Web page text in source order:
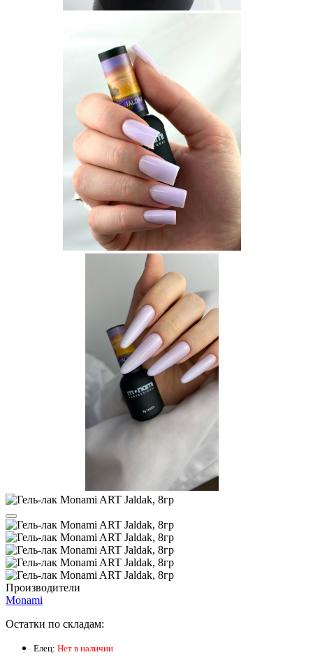
Производители
Monami
Остатки по складам:
Елец: Нет в наличии